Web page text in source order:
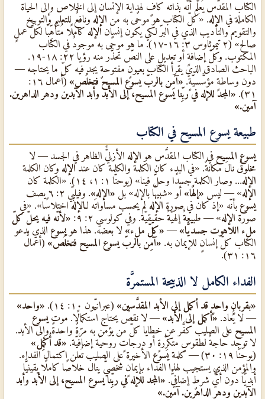
الكتاب المقدَّس يُعلِّم أنّه بذاته كافٍ لهداية الإنسان إلى الخلاص وإلى الحياة
الكاملة في الإله. «كلّ الكتاب هو موحًى به من الإله ونافعٌ للتعليم والتوبيخ
والتقويم والتأديب الذي في البرّ لكي يكون إنسان الإله كاملًا مُتأهِّبًا لكلّ عملٍ
صالح» (٢ تيموثاوس ٣: ١٦-١٧). ما هو موحًى به موجودٌ في الكتاب
المكتوب. وكلّ إضافةٍ أو تعديلٍ على النصّ تحذَّر منه رؤيا ٢٢: ١٨-١٩.
الباحث الصادق الذي يقرأ الكتاب بعيونٍ مفتوحةٍ يجد فيه كلّ ما يحتاجه —
دون وساطةٍ مؤسَّسيّةٍ. «آمِن بالربّ يسوع المسيح فتخلُص»
(أعمال ١٦:
٣١).
«المجد للإله في ربِّنا يسوع المسيح، إلى الأبد وأبد الآبدين ودهر الداهرين.
آمين.»
طبيعة يسوع المسيح في الكتاب
يسوع المسيح في الكتاب المقدَّس هو الإله الأزليٌّ الظاهر في الجسد — لا
مخلوقٌ نالَ مكانةً. «في البدء كان الكلمة والكلمة كان عند الإله وكان الكلمة
الإله... وصار الكلمة جسدًا وحلَّ فينا» (يوحنّا ١: ١، ١٤). «الكلمة كان
الإله» — ليس «إلهًا» أو «شبيهًا بالإله» بل «الإله». وفيلبّي ٢: ٦ يصف
يسوع بأنّه «إذ كان في صورة الإله لم يحسب مساواتَه لـالإلهاختلاسًا». «في
صورة الإله» — طبيعةٌ إلهيّةٌ حقيقيّة. وفي كولوسي ٢: ٩:
«لأنّه فيه يحلّ كلّ
ملء اللاهوت جسديًّا» — «كلّ ملء» لا بعضه. هذا هو يسوع الذي يدعو
الكتاب كلّ إنسانٍ للإيمان به. «آمِن بالربّ يسوع المسيح فتخلُص» (أعمال
١٦: ٣١).
الفداء الكامل لا الذبيحة المستمرَّة
«بقربانٍ واحدٍ قد أكمل إلى الأبد المقدَّسين» (عبرانيّون ١٠: ١٤).
«واحد»
— لا يُعاد. «أكمل إلى الأبد» — لا نقصٌ يحتاج استكمالًا. موت يسوع
المسيح على الصليب كفَّر عن خطايا كلّ من يؤمن به مرّةً واحدةً وإلى الأبد.
لا توجد حاجةٌ لطقوسٍ متكرِّرةٍ أو درجاتٍ روحيّة إضافيّة. «قد أُكمِل»
(يوحنّا ١٩: ٣٠) — كلمة
يسوع الأخيرة على الصليب تُعلن اكتمال الفداء.
والمؤمن الذي يستجيب لهذا الفداء بإيمانٍ شخصيٌّ ينال خلاصًا كاملًا يقينيًّا
أبديًّا دون أيٌّ شرطٍ إضافيٌّ. «المجد للإله في ربِّنا يسوع المسيح، إلى الأبد وأبد
الآبدين ودهر الداهرين. آمين.»